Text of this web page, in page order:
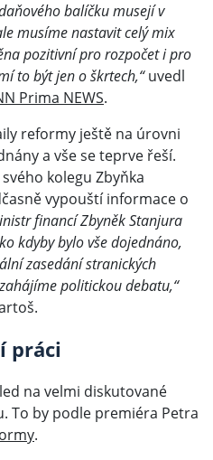
balíčku musejí v
musíme nastavit celý mix
pozitivní pro rozpočet i pro
to být jen o škrtech,“uvedl
Prima NEWS.
reformy ještě na úrovni
a vše se teprve řeší.
kolegu Zbyňka
vypouští informace o
financí Zbyněk Stanjura
kdyby bylo vše dojednáno,
zasedání stranických
politickou debatu,“
práci
na velmi diskutované
To by podle premiéra Petra
.